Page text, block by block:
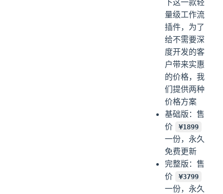
量级工作流
插件，为了
给不需要深
度开发的客
户带来实惠
的价格，我
们提供两种
价格方案
基础版：售
价
¥1899
一份，永久
免费更新
完整版：售
价
¥3799
一份，永久